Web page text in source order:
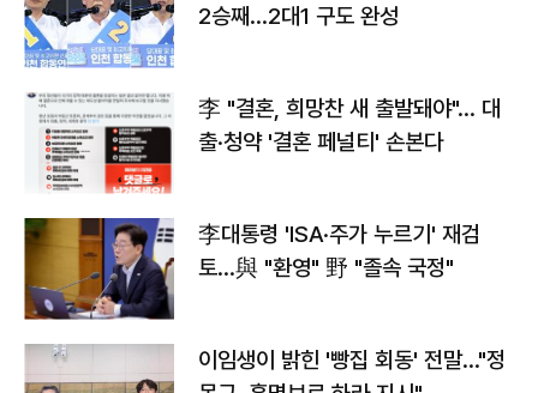
2승째…2대1 구도 완성
李 "결혼, 희망찬 새 출발돼야"… 대
출·청약 '결혼 페널티' 손본다
李대통령 'ISA·주가 누르기' 재검
토…與 "환영" 野 "졸속 국정"
이임생이 밝힌 '빵집 회동' 전말…"정